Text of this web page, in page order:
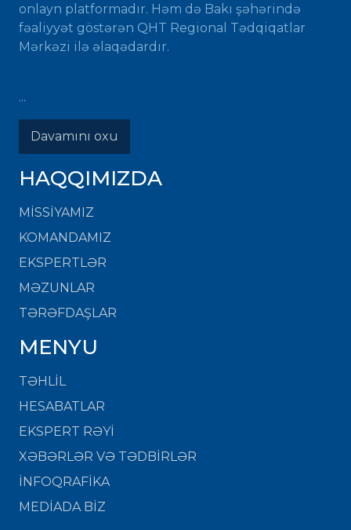
onlayn platformadır. Həm də Bakı şəhərində
fəaliyyət göstərən QHT Regional Tədqiqatlar
Mərkəzi ilə əlaqədardır.
...
Davamını oxu
HAQQIMIZDA
MISSIYAMIZ
KOMANDAMIZ
EKSPERTLƏR
MƏZUNLAR
TƏRƏFDAŞLAR
MENYU
TƏHLİL
HESABATLAR
EKSPERT RƏYİ
XƏBƏRLƏR VƏ TƏDBİRLƏR
İNFOQRAFİKA
MEDİADA BİZ